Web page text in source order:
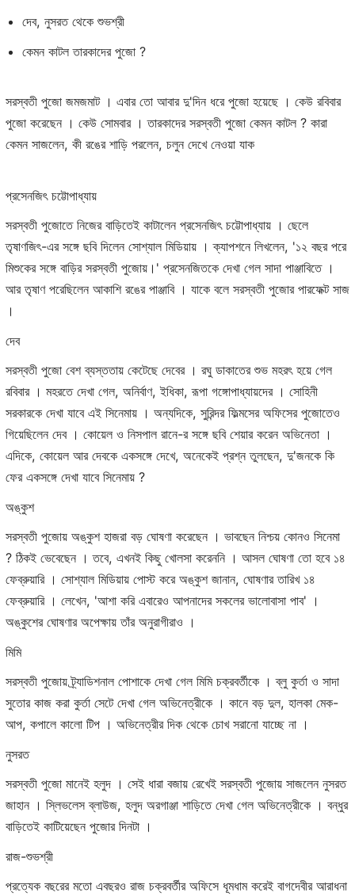
দেব, নুসরত থেকে শুভশ্রী
কেমন কাটল তারকাদের পুজো ?
সরস্বতী পুজো জমজমাট । এবার তো আবার দু'দিন ধরে পুজো হয়েছে । কেউ রবিবার
পুজো করেছেন । কেউ সোমবার । তারকাদের সরস্বতী পুজো কেমন কাটল ? কারা
কেমন সাজলেন, কী রঙের শাড়ি পরলেন, চলুন দেখে নেওয়া যাক
প্রসেনজিৎ চট্টোপাধ্যায়
সরস্বতী পুজোতে নিজের বাড়িতেই কাটালেন প্রসেনজিৎ চট্টোপাধ্যায় । ছেলে
তৃষাণজিৎ-এর সঙ্গে ছবি দিলেন সোশ্যাল মিডিয়ায় । ক্যাপশনে লিখলেন, '১২ বছর পরে
মিশুকের সঙ্গে বাড়ির সরস্বতী পুজোয়।' প্রসেনজিতকে দেখা গেল সাদা পাঞ্জাবিতে ।
আর তৃষাণ পরেছিলেন আকাশি রঙের পাঞ্জাবি । যাকে বলে সরস্বতী পুজোর পারফেক্ট সাজ
।
দেব
সরস্বতী পুজো বেশ ব্যস্ততায় কেটেছে দেবের । রঘু ডাকাতের শুভ মহরৎ হয়ে গেল
রবিবার । মহরতে দেখা গেল, অনির্বাণ, ইধিকা, রূপা গঙ্গোপাধ্যায়দের । সোহিনী
সরকারকে দেখা যাবে এই সিনেমায় । অন্যদিকে, সুরিন্দর ফিল্মসের অফিসের পুজোতেও
গিয়েছিলেন দেব । কোয়েল ও নিসপাল রানে-র সঙ্গে ছবি শেয়ার করেন অভিনেতা ।
এদিকে, কোয়েল আর দেবকে একসঙ্গে দেখে, অনেকেই প্রশ্ন তুলছেন, দু'জনকে কি
ফের একসঙ্গে দেখা যাবে সিনেমায় ?
অঙ্কুশ
সরস্বতী পুজোয় অঙ্কুশ হাজরা বড় ঘোষণা করেছেন । ভাবছেন নিশ্চয় কোনও সিনেমা
? ঠিকই ভেবেছেন । তবে, এখনই কিছু খোলসা করেননি । আসল ঘোষণা তো হবে ১৪
ফেব্রুয়ারি । সোশ্যাল মিডিয়ায় পোস্ট করে অঙ্কুশ জানান, ঘোষণার তারিখ ১৪
ফেব্রুয়ারি । লেখেন, 'আশা করি এবারেও আপনাদের সকলের ভালোবাসা পাব' ।
অঙ্কুশের ঘোষণার অপেক্ষায় তাঁর অনুরাগীরাও ।
মিমি
সরস্বতী পুজোয় ট্র্যাডিশনাল পোশাকে দেখা গেল মিমি চক্রবর্তীকে । ব্লু কুর্তা ও সাদা
সুতোর কাজ করা কুর্তা সেটে দেখা গেল অভিনেত্রীকে । কানে বড় দুল, হালকা মেক-
আপ, কপালে কালো টিপ । অভিনেত্রীর দিক থেকে চোখ সরানো যাচ্ছে না ।
নুসরত
সরস্বতী পুজো মানেই হলুদ । সেই ধারা বজায় রেখেই সরস্বতী পুজোয় সাজলেন নুসরত
জাহান । স্লিভলেস ব্লাউজ, হলুদ অরগাঞ্জা শাড়িতে দেখা গেল অভিনেত্রীকে । বন্ধুর
বাড়িতেই কাটিয়েছেন পুজোর দিনটা ।
রাজ-শুভশ্রী
প্রত্যেক বছরের মতো এবছরও রাজ চক্রবর্তীর অফিসে ধূমধাম করেই বাগদেবীর আরাধনা